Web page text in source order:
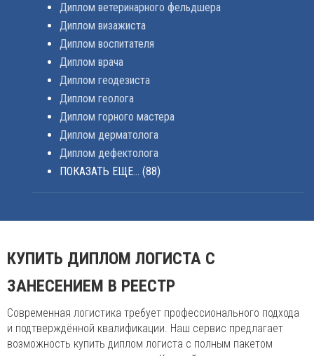
Диплом ветеринарного фельдшера
Диплом визажиста
Диплом воспитателя
Диплом врача
Диплом геодезиста
Диплом геолога
Диплом горного мастера
Диплом дерматолога
Диплом дефектолога
ПОКАЗАТЬ ЕЩЕ... (88)
КУПИТЬ ДИПЛОМ ЛОГИСТА С
ЗАНЕСЕНИЕМ В РЕЕСТР
Современная логистика требует профессионального подхода
и подтверждённой квалификации. Наш сервис предлагает
возможность купить диплом логиста с полным пакетом